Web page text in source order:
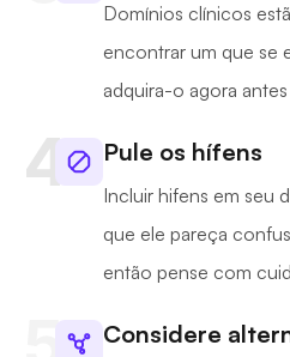
Domínios clínicos
encontrar um que se
adquira-o agora
Pule os hífens
Incluir hifens em seu
que ele pareça
então pense com
Considere